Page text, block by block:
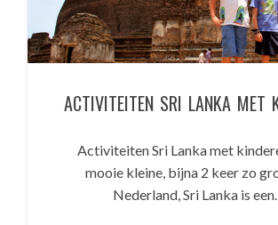
ACTIVITEITEN SRI LANKA MET
Activiteiten Sri Lanka met
mooie kleine, bijna 2 keer zo
Nederland, Sri Lanka is